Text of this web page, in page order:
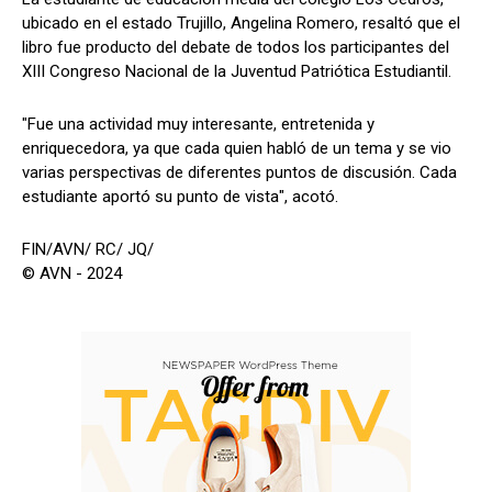
ubicado en el estado Trujillo, Angelina Romero, resaltó que el
libro fue producto del debate de todos los participantes del
XIII Congreso Nacional de la Juventud Patriótica Estudiantil.
"Fue una actividad muy interesante, entretenida y
enriquecedora, ya que cada quien habló de un tema y se vio
varias perspectivas de diferentes puntos de discusión. Cada
estudiante aportó su punto de vista", acotó.
FIN/AVN/ RC/ JQ/
© AVN - 2024